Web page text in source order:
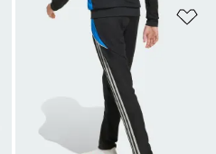
Favori Listesine Ekle